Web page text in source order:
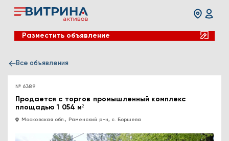
Разместить объявление
Все объявления
№ 6389
Продается с торгов промышленный комплекс
площадью 1 054 м²
Московская обл., Раменский р-н, с. Боршева